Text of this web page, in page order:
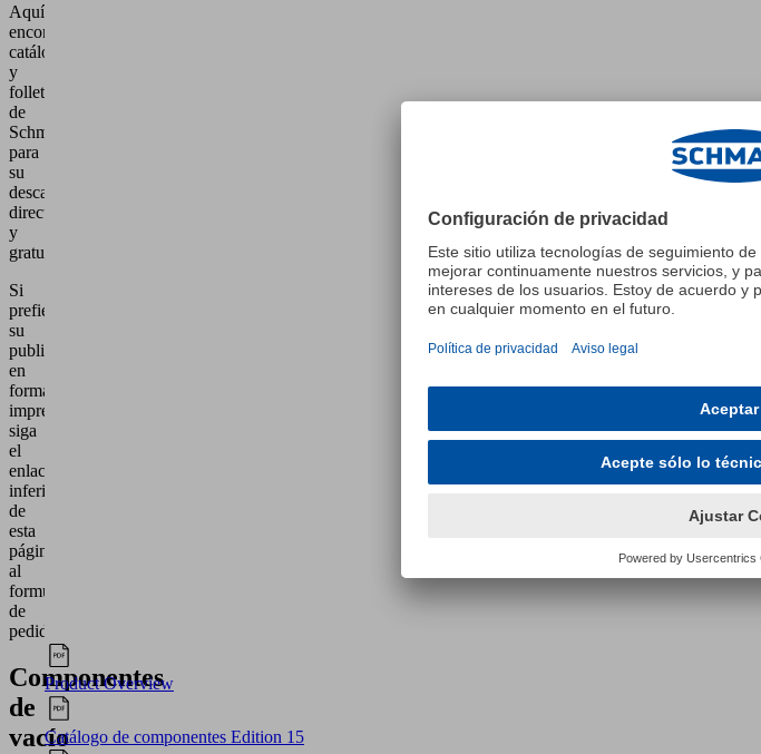
Aquí
encontrará
catálogos
y
folletos
de
Schmalz
para
su
descarga
directa
y
gratuita.
Si
prefiere
su
publicación
en
formato
impreso,
siga
el
enlace
inferior
de
esta
página
al
formulario
de
pedido.
Componentes
de
vacío
Product Overview
Catálogo de componentes Edition 15